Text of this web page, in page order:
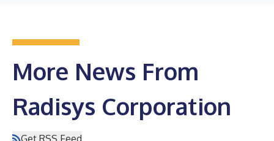
More News From
Radisys Corporation
Get RSS Feed